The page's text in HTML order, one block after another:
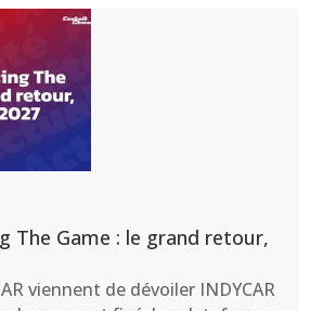
The Game : le grand retour,
viennent de dévoiler INDYCAR